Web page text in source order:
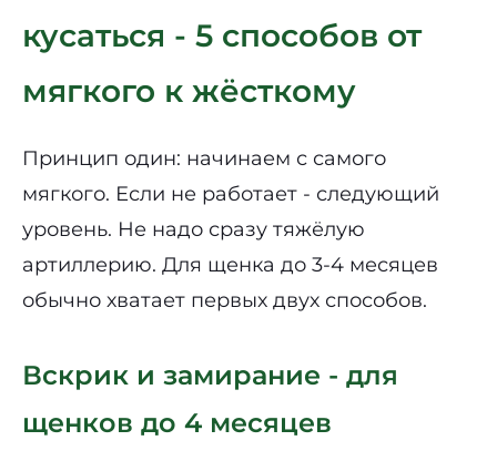
кусаться - 5 способов от
мягкого к жёсткому
Принцип один: начинаем с самого
мягкого. Если не работает - следующий
уровень. Не надо сразу тяжёлую
артиллерию. Для щенка до 3-4 месяцев
обычно хватает первых двух способов.
Вскрик и замирание - для
щенков до 4 месяцев